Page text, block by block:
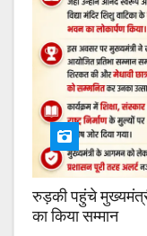
रुड़की पहुंचे
का किया सम्मान